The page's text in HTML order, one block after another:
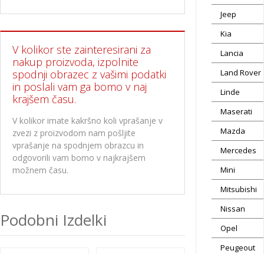
V kolikor ste zainteresirani za
nakup proizvoda, izpolnite
spodnji obrazec z vašimi podatki
in poslali vam ga bomo v naj
krajšem času.
V kolikor imate kakršno koli vprašanje v
zvezi z proizvodom nam pošljite
vprašanje na spodnjem obrazcu in
odgovorili vam bomo v najkrajšem
možnem času.
Podobni Izdelki
Jeep
Kia
Lancia
Land Rover
Linde
Maserati
Mazda
Mercedes
Mini
Mitsubishi
Nissan
Opel
Peugeout